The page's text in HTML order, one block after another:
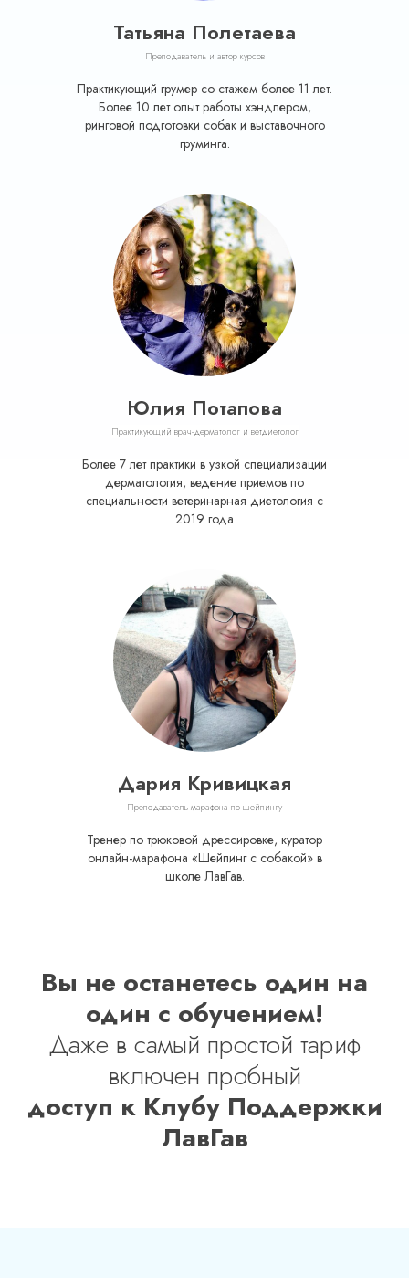
Татьяна Полетаева
Преподаватель и автор курсов
Практикующий грумер со стажем более 11 лет.
Более 10 лет опыт работы хэндлером,
ринговой подготовки собак и выставочного
груминга.
Юлия Потапова
Практикующий врач-дерматолог и ветдиетолог
Более 7 лет практики в узкой специализации
дерматология, ведение приемов по
специальности ветеринарная диетология с
2019 года
Дария Кривицкая
Преподаватель марафона по шейпингу
Тренер по трюковой дрессировке, куратор
онлайн-марафона «Шейпинг с собакой» в
школе ЛавГав.
Вы не останетесь один на
один с обучением!
Даже в самый простой тариф
включен пробный
доступ к Клубу Поддержки
ЛавГав